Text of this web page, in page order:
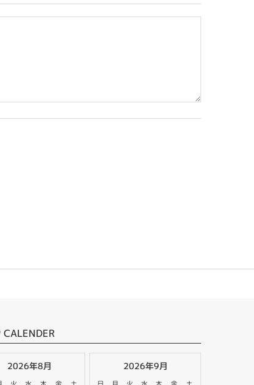
CALENDER
2026年8月 2026年9月